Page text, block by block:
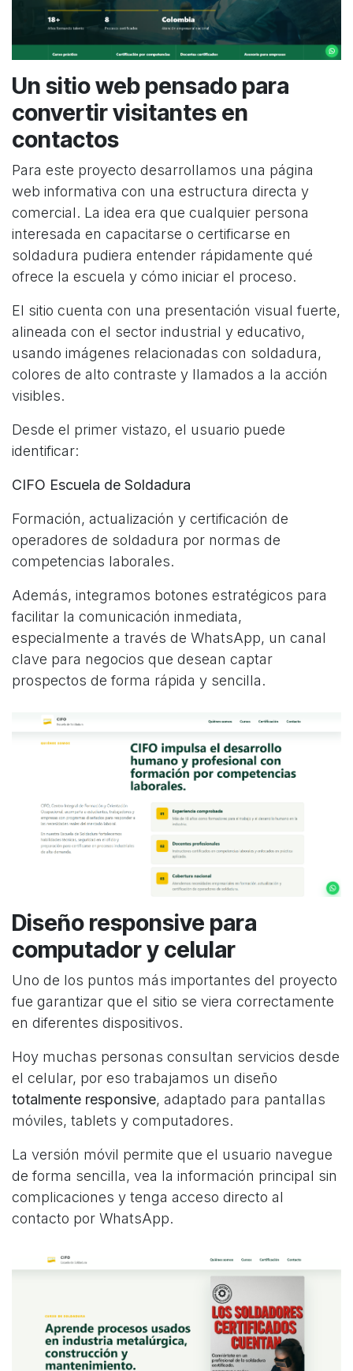
Un sitio web pensado para
convertir visitantes en
contactos
Para este proyecto desarrollamos una página
web informativa con una estructura directa y
comercial. La idea era que cualquier persona
interesada en capacitarse o certificarse en
soldadura pudiera entender rápidamente qué
ofrece la escuela y cómo iniciar el proceso.
El sitio cuenta con una presentación visual fuerte,
alineada con el sector industrial y educativo,
usando imágenes relacionadas con soldadura,
colores de alto contraste y llamados a la acción
visibles.
Desde el primer vistazo, el usuario puede
identificar:
CIFO Escuela de Soldadura
Formación, actualización y certificación de
operadores de soldadura por normas de
competencias laborales.
Además, integramos botones estratégicos para
facilitar la comunicación inmediata,
especialmente a través de WhatsApp, un canal
clave para negocios que desean captar
prospectos de forma rápida y sencilla.
Diseño responsive para
computador y celular
Uno de los puntos más importantes del proyecto
fue garantizar que el sitio se viera correctamente
en diferentes dispositivos.
Hoy muchas personas consultan servicios desde
el celular, por eso trabajamos un diseño
totalmente responsive, adaptado para pantallas
móviles, tablets y computadores.
La versión móvil permite que el usuario navegue
de forma sencilla, vea la información principal sin
complicaciones y tenga acceso directo al
contacto por WhatsApp.